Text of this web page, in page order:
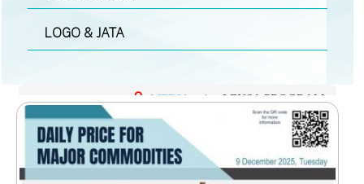
LOGO & JATA
MEDIA | LENSA PROGRAM